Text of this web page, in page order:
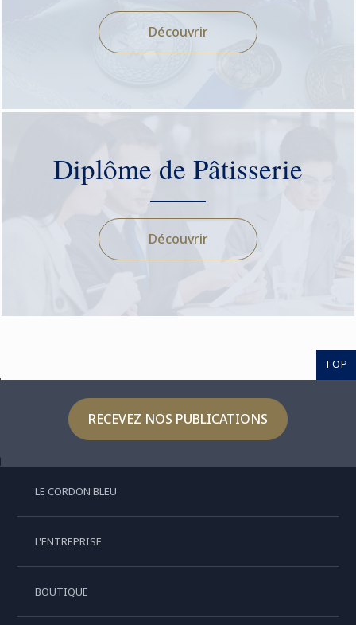
Découvrir
Diplôme de Pâtisserie
Découvrir
TOP
RECEVEZ NOS PUBLICATIONS
LE CORDON BLEU
L'ENTREPRISE
BOUTIQUE